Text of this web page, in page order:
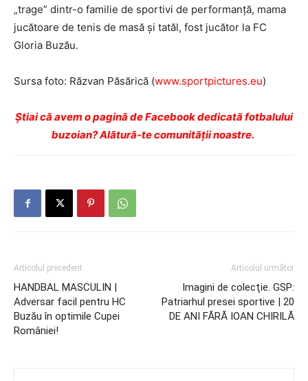
„trage” dintr-o familie de sportivi de performanţă, mama
jucătoare de tenis de masă şi tatăl, fost jucător la FC
Gloria Buzău.
Sursa foto: Răzvan Păsărică (www.sportpictures.eu)
Ştiai că avem o pagină de Facebook dedicată fotbalului
buzoian? Alătură-te comunității noastre.
Articolul precedent
HANDBAL MASCULIN |
Adversar facil pentru HC
Buzău în optimile Cupei
României!
Articolul următor
Imagini de colecţie. GSP:
Patriarhul presei sportive | 20
DE ANI FĂRĂ IOAN CHIRILĂ